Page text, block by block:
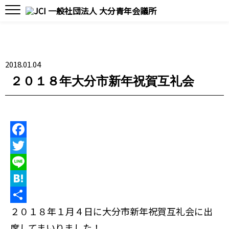
2018.01.04
２０１８年大分市新年祝賀互礼会
F
a
c
e
b
T
w
t
L
n
H
a
共
２０１８年１月４日に大分市新年祝賀互礼会に出